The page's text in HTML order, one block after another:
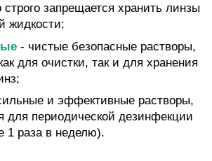
строго запрещается хранить линзы
жидкости;
- чистые безопасные растворы,
для очистки, так и для хранения
и эффективные растворы,
для периодической дезинфекции
1 раза в неделю).